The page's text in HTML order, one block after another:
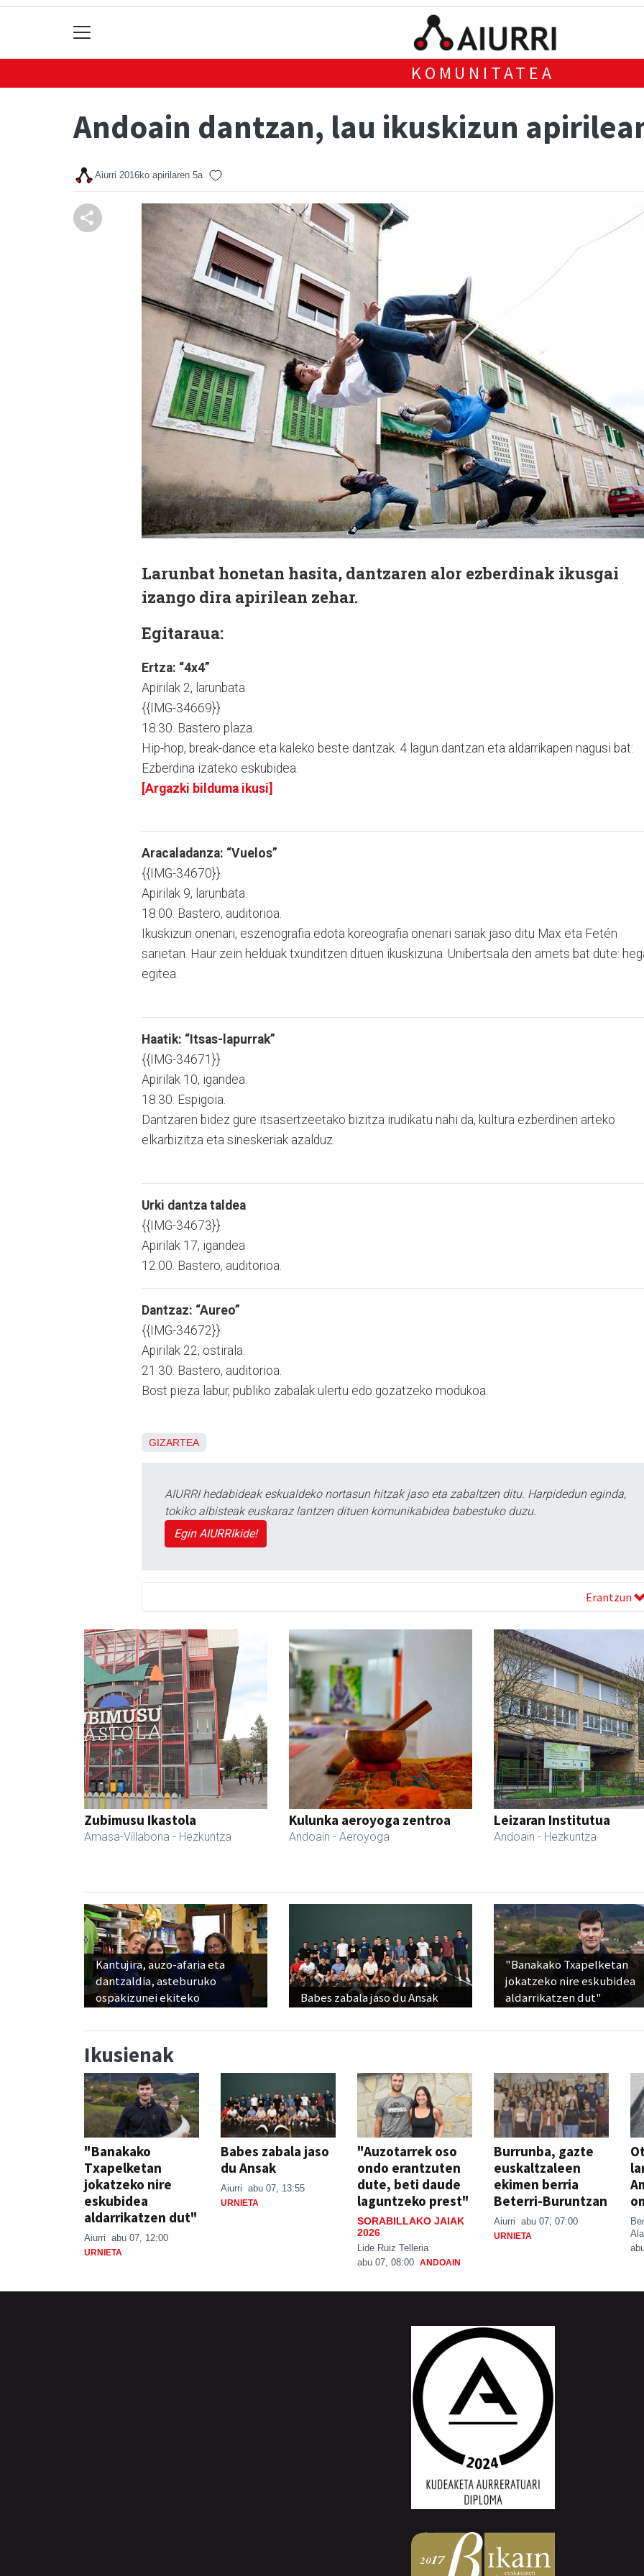
KOMUNITATEA
Andoain dantzan, lau ikuskizun
Aiurri 2016ko apirilaren 5a
Larunbat honetan hasita, dantzaren alor ezberdinak ikusgai
izango dira apirilean zehar.
Egitaraua:
Ertza: “4x4”
Apirilak 2, larunbata.
{{IMG-34669}}
18:30. Bastero plaza.
Hip-hop, break-dance eta kaleko beste dantzak. 4 lagun dantzan eta aldarrikapen nagusi bat:
Ezberdina izateko eskubidea.
[Argazki bilduma ikusi]
Aracaladanza: “Vuelos”
{{IMG-34670}}
Apirilak 9, larunbata.
18:00. Bastero, auditorioa.
Ikuskizun onenari, eszenografia edota koreografia onenari sariak jaso ditu Max eta Fetén
sarietan. Haur zein helduak txunditzen dituen ikuskizuna. Unibertsala den amets bat dute:
egitea.
Haatik: “Itsas-lapurrak”
{{IMG-34671}}
Apirilak 10, igandea.
18:30. Espigoia.
Dantzaren bidez gure itsasertzeetako bizitza irudikatu nahi da, kultura ezberdinen arteko
elkarbizitza eta sineskeriak azalduz.
Urki dantza taldea
{{IMG-34673}}
Apirilak 17, igandea
12:00. Bastero, auditorioa.
Dantzaz: “Aureo”
{{IMG-34672}}
Apirilak 22, ostirala.
21:30. Bastero, auditorioa.
Bost pieza labur, publiko zabalak ulertu edo gozatzeko modukoa.
GIZARTEA
AIURRI hedabideak eskualdeko nortasun hitzak jaso eta zabaltzen ditu. Harpidedun eginda,
tokiko albisteak euskaraz lantzen dituen komunikabidea babestuko duzu.
Egin AIURRIkide!
Erantzun
Zubimusu Ikastola
Amasa-Villabona - Hezkuntza
Kulunka aeroyoga zentroa
Andoain - Aeroyoga
Leizaran Institutua
Andoain - Hezkuntza
Kantujira, auzo-afaria eta
dantzaldia, asteburuko
ospakizunei ekiteko
Babes zabala jaso du Ansak
"Banakako Txapelketan
jokatzeko nire eskubidea
aldarrikatzen dut"
Ikusienak
"Banakako
Txapelketan
jokatzeko nire
eskubidea
aldarrikatzen dut"
Aiurri abu 07, 12:00
URNIETA
Babes zabala jaso
du Ansak
Aiurri abu 07, 13:55
URNIETA
"Auzotarrek oso
ondo erantzuten
dute, beti daude
laguntzeko prest"
SORABILLAKO JAIAK
2026
Lide Ruiz Telleria
abu 07, 08:00 ANDOAIN
Burrunba, gazte
euskaltzaleen
ekimen berria
Beterri-Buruntzan
Aiurri abu 07, 07:00
URNIETA